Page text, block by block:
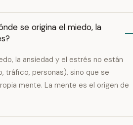
se origina el miedo, la
la ansiedad y el estrés no están
tráfico, personas), sino que se
mente. La mente es el origen de